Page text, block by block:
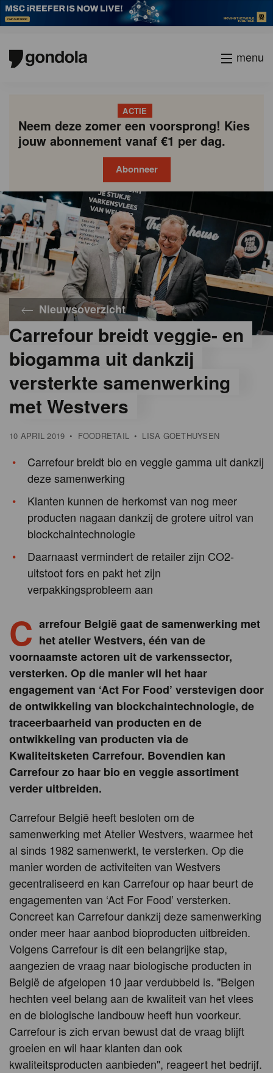
menu
ACTIE
Neem deze zomer een voorsprong! Kies
jouw abonnement vanaf €1 per dag.
Abonneer
Nieuwsoverzicht
Carrefour breidt veggie- en
biogamma uit dankzij
versterkte samenwerking
met Westvers
10 APRIL 2019 • FOODRETAIL • LISA GOETHUYSEN
Carrefour breidt bio en veggie gamma uit dankzij
deze samenwerking
Klanten kunnen de herkomst van nog meer
producten nagaan dankzij de grotere uitrol van
blockchaintechnologie
Daarnaast vermindert de retailer zijn CO2-
uitstoot fors en pakt het zijn
verpakkingsprobleem aan
C arrefour België gaat de samenwerking met
het atelier Westvers, één van de
voornaamste actoren uit de varkenssector,
versterken. Op die manier wil het haar
engagement van ‘Act For Food’ verstevigen door
de ontwikkeling van blockchaintechnologie, de
traceerbaarheid van producten en de
ontwikkeling van producten via de
Kwaliteitsketen Carrefour. Bovendien kan
Carrefour zo haar bio en veggie assortiment
verder uitbreiden.
Carrefour België heeft besloten om de
samenwerking met Atelier Westvers, waarmee het
al sinds 1982 samenwerkt, te versterken. Op die
manier worden de activiteiten van Westvers
gecentraliseerd en kan Carrefour op haar beurt de
engagementen van ‘Act For Food’ versterken.
Concreet kan Carrefour dankzij deze samenwerking
onder meer haar aanbod bioproducten uitbreiden.
Volgens Carrefour is dit een belangrijke stap,
aangezien de vraag naar biologische producten in
België de afgelopen 10 jaar verdubbeld is. "Belgen
hechten veel belang aan de kwaliteit van het vlees
en de biologische landbouw heeft hun voorkeur.
Carrefour is zich ervan bewust dat de vraag blijft
groeien en wil haar klanten dan ook
kwaliteitsproducten aanbieden", reageert het bedrijf.
Gondola
academy
Gondola
society